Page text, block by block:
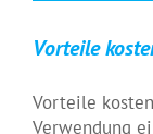
Vorteile
Vorteile
Verwendung